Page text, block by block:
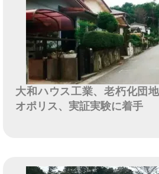
大和ハウス工業、老朽化団
オポリス、実証実験に着手